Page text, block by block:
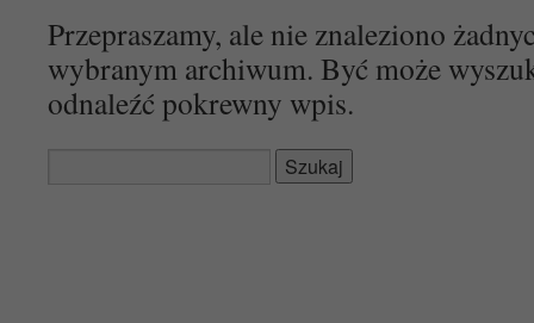
Przepraszamy, ale nie znaleziono
wybranym archiwum. Być może
odnaleźć pokrewny wpis.